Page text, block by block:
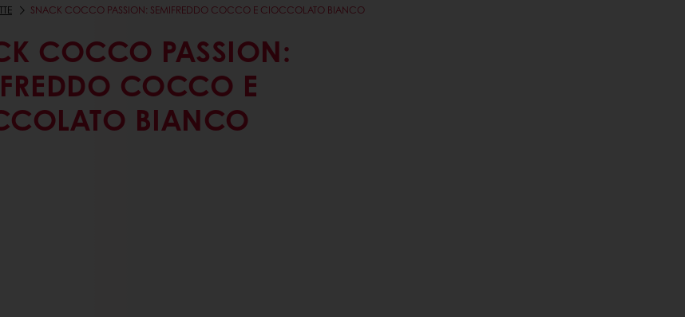
SNACK COCCO PASSION: SEMIFREDDO COCCO E CIOCCOLATO BIANCO
COCCO PASSION:
COCCO E
BIANCO